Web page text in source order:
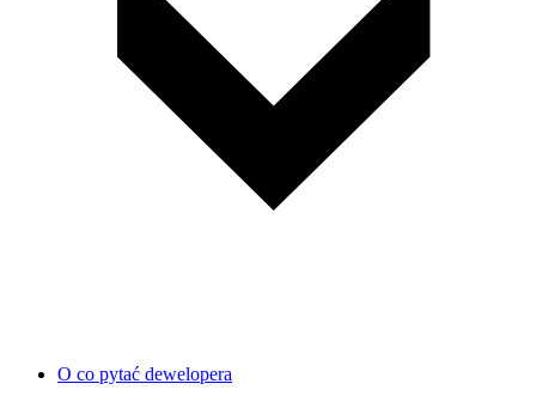
O co pytać dewelopera